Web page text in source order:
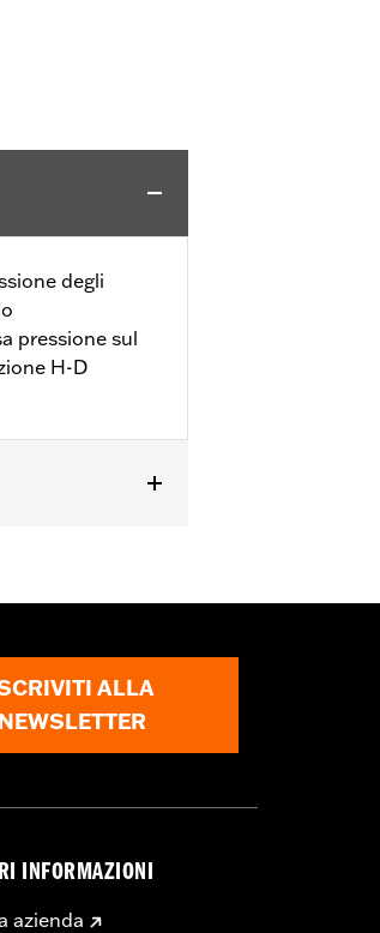
degli
pressione sul
H-D
ALLA
NEWSLETTER
INFORMAZIONI
azienda